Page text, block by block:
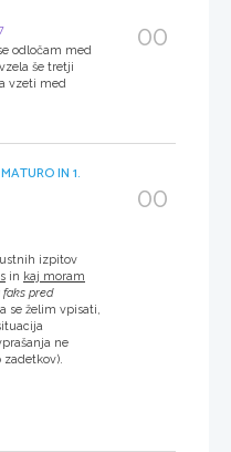
odločam med
še tretji
vzeti med
00
IN 1.
izpitov
in kaj moram
faks pred
se želim vpisati,
ne
00